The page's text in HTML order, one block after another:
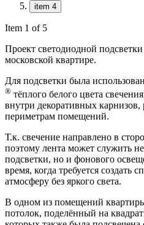
item 4
Item 1 of 5
Проект светодиодной
московской квартире.
Для подсветки была
® тёплого белого цвета
внутри декоративных
периметрам помещений.
Т.к. свечение направлено в
поэтому лента может служить
подсветки, но и фонового
время, когда требуется
атмосферу без яркого света.
В одном из помещений
потолок, поделённый на